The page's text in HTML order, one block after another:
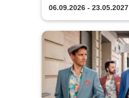
06.09.2026 - 23.05.2027